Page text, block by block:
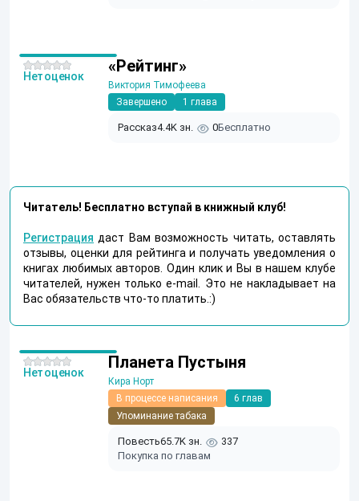
«Рейтинг»
Виктория Тимофеева
Завершено
1 глава
Рассказ4.4K зн. 0Бесплатно
Нет оценок
Читатель! Бесплатно вступай в книжный клуб!
Регистрация даст Вам возможность читать, оставлять
отзывы, оценки для рейтинга и получать уведомления о
книгах любимых авторов. Один клик и Вы в нашем клубе
читателей, нужен только e-mail. Это не накладывает на
Вас обязательств что-то платить.:)
Планета Пустыня
Кира Норт
В процессе написания
6 глав
Упоминание табака
Повесть65.7K зн.
337
Покупка по главам
Нет оценок